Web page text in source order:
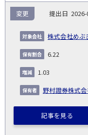
株式会社めぶ
変更
6.22
1.03
野村證券株式
記事を見る